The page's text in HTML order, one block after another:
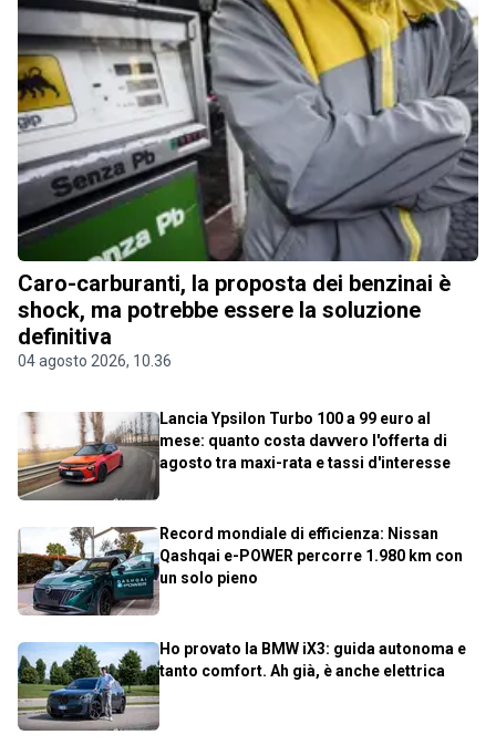
Caro-carburanti, la proposta dei benzinai è
shock, ma potrebbe essere la soluzione
definitiva
04 agosto 2026, 10.36
Lancia Ypsilon Turbo 100 a 99 euro al
mese: quanto costa davvero l'offerta di
agosto tra maxi-rata e tassi d'interesse
Record mondiale di efficienza: Nissan
Qashqai e-POWER percorre 1.980 km con
un solo pieno
Ho provato la BMW iX3: guida autonoma e
tanto comfort. Ah già, è anche elettrica